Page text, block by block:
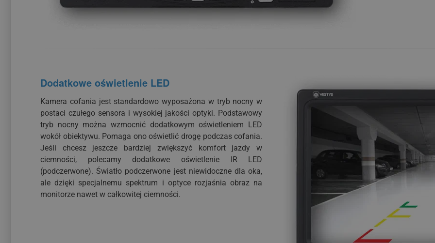
Dodatkowe oświetlenie LED
Kamera cofania jest standardowo wyposażona w tryb nocny w
postaci czułego sensora i wysokiej jakości optyki. Podstawowy
tryb nocny można wzmocnić dodatkowym oświetleniem LED
wokół obiektywu. Pomaga ono oświetlić drogę podczas cofania.
Jeśli chcesz jeszcze bardziej zwiększyć komfort jazdy w
ciemności, polecamy dodatkowe oświetlenie IR LED
(podczerwone). Światło podczerwone jest niewidoczne dla oka,
ale dzięki specjalnemu spektrum i optyce rozjaśnia obraz na
monitorze nawet w całkowitej ciemności.